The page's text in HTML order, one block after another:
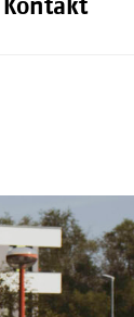
Kontakt